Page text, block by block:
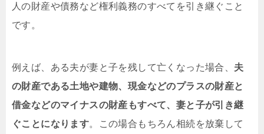
人の財産や債務など権利義務のすべてを引き継ぐこと
です。
例えば、ある夫が妻と子を残して亡くなった場合、 夫
の財産である土地や建物、現金などのプラスの財産と
借金などのマイナスの財産もすべて、妻と子が引き継
ぐことになります。この場合もちろん相続を放棄して